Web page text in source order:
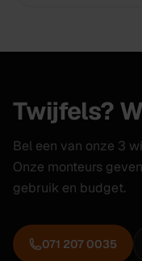
Twijfels?
Bel een van onze 3
Onze monteurs
gebruik en budget.
071 207 0035